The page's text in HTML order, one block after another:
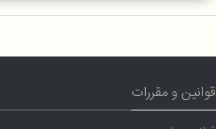
قوانین و مقررات